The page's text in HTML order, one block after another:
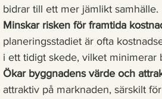
bidrar till ett mer jämlikt samhälle.
Minskar risken för framtida
planeringsstadiet är ofta
i ett tidigt skede, vilket minimerar
Ökar byggnadens värde och
attraktiv på marknaden, särskilt